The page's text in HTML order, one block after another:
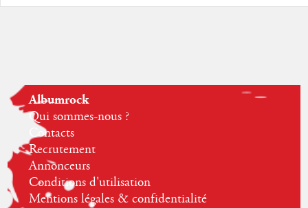
Albumrock
Qui sommes-nous ?
Contacts
Recrutement
Annonceurs
Conditions d'utilisation
Mentions légales & confidentialité